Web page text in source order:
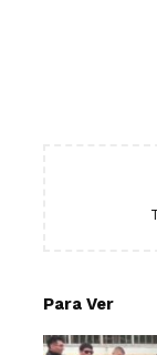
Para Ver